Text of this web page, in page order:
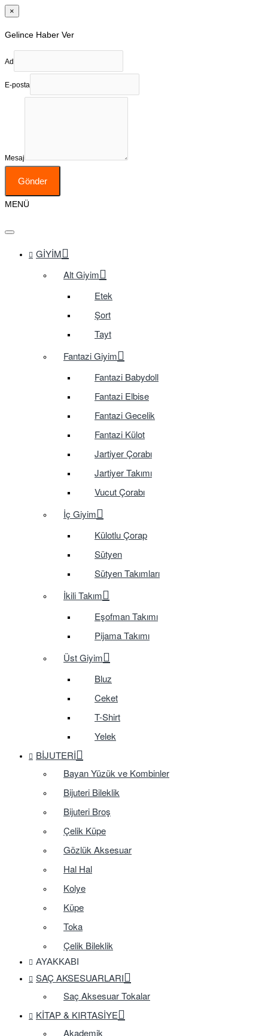
×
Gelince Haber Ver
Ad
E-posta
Mesaj
Gönder
MENÜ
GIYIM
Alt Giyim
Etek
Şort
Tayt
Fantazi Giyim
Fantazi Babydoll
Fantazi Elbise
Fantazi Gecelik
Fantazi Külot
Jartiyer Çorabı
Jartiyer Takımı
Vucut Çorabı
İç Giyim
Külotlu Çorap
Sütyen
Sütyen Takımları
İkili Takım
Eşofman Takımı
Pijama Takımı
Üst Giyim
Bluz
Ceket
T-Shirt
Yelek
BIJUTERI
Bayan Yüzük ve Kombinler
Bijuteri Bileklik
Bijuteri Broş
Çelik Küpe
Gözlük Aksesuar
Hal Hal
Kolye
Küpe
Toka
Çelik Bileklik
AYAKKABI
SAÇ AKSESUARLARI
Saç Aksesuar Tokalar
KITAP & KIRTASIYE
Akademik